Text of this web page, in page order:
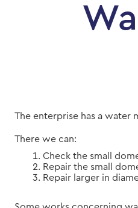
or ESC to close
The enterprise has a water
There we can:
Check the small
Repair the small
Repair larger in